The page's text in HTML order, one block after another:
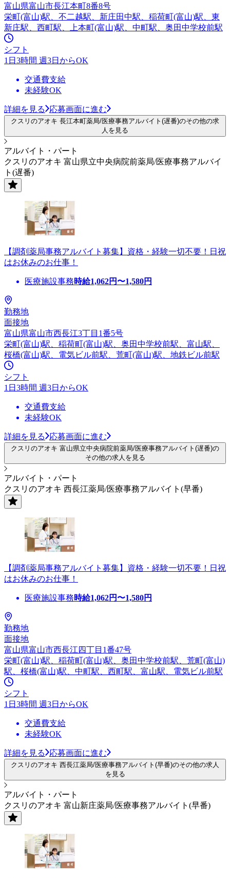
富山県富山市長江本町8番8号
栄町(富山)駅、不二越駅、新庄田中駅、稲荷町(富山)駅、東
新庄駅、西町駅、上本町(富山)駅、中町駅、奥田中学校前駅
シフト
1日3時間 週3日からOK
交通費支給
未経験OK
詳細を見る 応募画面に進む
クスリのアオキ 長江本町薬局/医療事務アルバイト(遅番)のその他の求
人を見る
アルバイト・パート
クスリのアオキ 富山県立中央病院前薬局/医療事務アルバイ
ト(遅番)
【調剤薬局事務アルバイト募集】資格・経験一切不要！日祝
はお休みのお仕事！
医療施設事務時給1,062円〜1,580円
勤務地
面接地
富山県富山市西長江3丁目1番5号
栄町(富山)駅、稲荷町(富山)駅、奥田中学校前駅、富山駅、
桜橋(富山)駅、電気ビル前駅、荒町(富山)駅、地鉄ビル前駅
シフト
1日3時間 週3日からOK
交通費支給
未経験OK
詳細を見る 応募画面に進む
クスリのアオキ 富山県立中央病院前薬局/医療事務アルバイト(遅番)の
その他の求人を見る
アルバイト・パート
クスリのアオキ 西長江薬局/医療事務アルバイト(早番)
【調剤薬局事務アルバイト募集】資格・経験一切不要！日祝
はお休みのお仕事！
医療施設事務時給1,062円〜1,580円
勤務地
面接地
富山県富山市西長江四丁目1番47号
栄町(富山)駅、稲荷町(富山)駅、奥田中学校前駅、荒町(富山)
駅、桜橋(富山)駅、中町駅、西町駅、富山駅、電気ビル前駅
シフト
1日3時間 週3日からOK
交通費支給
未経験OK
詳細を見る 応募画面に進む
クスリのアオキ 西長江薬局/医療事務アルバイト(早番)のその他の求人
を見る
アルバイト・パート
クスリのアオキ 富山新庄薬局/医療事務アルバイト(早番)